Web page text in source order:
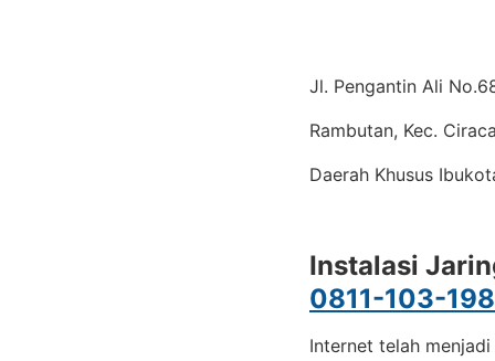
Jl. Pengantin Ali
Rambutan, Kec.
Daerah Khusus
Instalasi
0811-103-
Internet telah